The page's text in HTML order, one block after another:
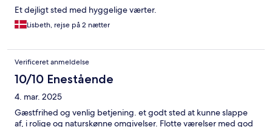
Et dejligt sted med hyggelige værter.
Lisbeth, rejse på 2 nætter
Verificeret anmeldelse
10/10 Enestående
4. mar. 2025
Gæstfrihed og venlig betjening. et godt sted at kunne slappe
af, i rolige og naturskønne omgivelser. Flotte værelser med god